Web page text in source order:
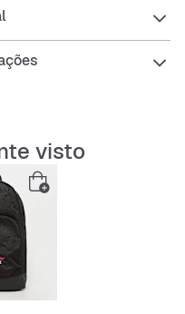
acolchoadas
visto